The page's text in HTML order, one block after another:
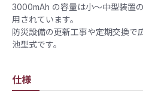
3000mAh の容量は小〜中型装置
用されています。
防災設備の更新工事や定期交換で
池型式です。
仕様